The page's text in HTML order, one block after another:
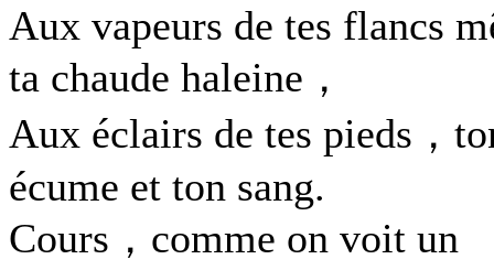
Aux vapeurs de tes flancs
ta chaude haleine，
Aux éclairs de tes pieds，
écume et ton sang.
Cours，comme on voit un